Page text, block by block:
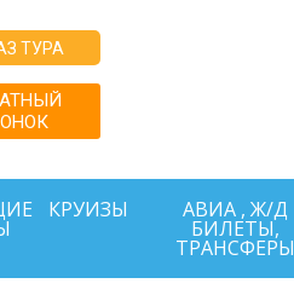
ТУРА
КРУИЗЫ АВИА , Ж/Д
БИЛЕТЫ,
ТРАНСФЕРЫ